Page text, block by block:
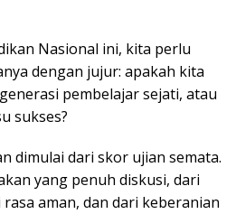
Nasional ini, kita perlu
dengan jujur: apakah kita
pembelajar sejati, atau
sukses?
dimulai dari skor ujian semata.
yang penuh diskusi, dari
aman, dan dari keberanian